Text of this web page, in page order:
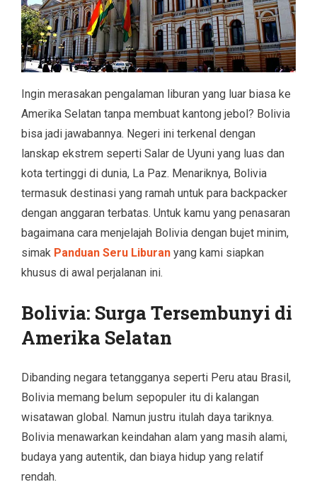
Ingin merasakan pengalaman liburan yang luar biasa ke
Amerika Selatan tanpa membuat kantong jebol? Bolivia
bisa jadi jawabannya. Negeri ini terkenal dengan
lanskap ekstrem seperti Salar de Uyuni yang luas dan
kota tertinggi di dunia, La Paz. Menariknya, Bolivia
termasuk destinasi yang ramah untuk para backpacker
dengan anggaran terbatas. Untuk kamu yang penasaran
bagaimana cara menjelajah Bolivia dengan bujet minim,
simak Panduan Seru Liburan yang kami siapkan
khusus di awal perjalanan ini.
Bolivia: Surga Tersembunyi di
Amerika Selatan
Dibanding negara tetangganya seperti Peru atau Brasil,
Bolivia memang belum sepopuler itu di kalangan
wisatawan global. Namun justru itulah daya tariknya.
Bolivia menawarkan keindahan alam yang masih alami,
budaya yang autentik, dan biaya hidup yang relatif
rendah.